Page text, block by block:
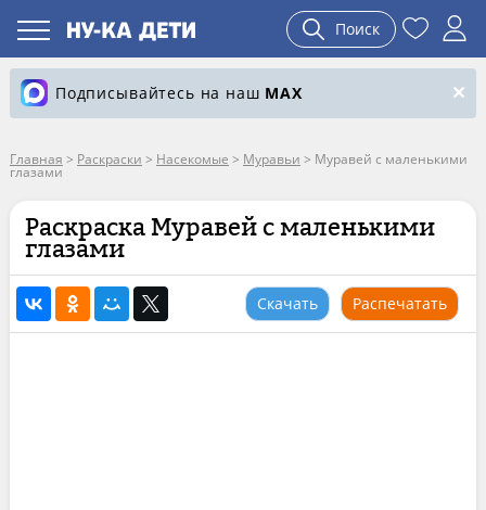
Поиск
Подписывайтесь на наш MAX
Главная > Раскраски > Насекомые > Муравьи > Муравей с маленькими
глазами
Раскраска Муравей с маленькими
глазами
Скачать Распечатать